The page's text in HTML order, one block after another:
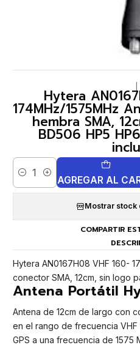
Hytera
174MHz/1575MHz
hembra SMA,
BD506 HP5
Cantidad AGREGAR AL
Mostrar stock
COMPARTIR
Hytera AN0167H08 VHF 160-
conector SMA, 12cm, sin logo
Antena Portátil
Antena de 12cm de largo con
en el rango de frecuencia
GPS a una frecuencia de 1575